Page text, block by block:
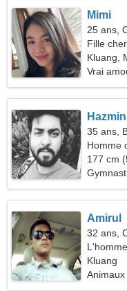
Mimi
25 ans,
Fille
Kluang,
Vrai
Hazmin
35 ans,
Homme
177 cm
Amirul
32 ans,
Kluang